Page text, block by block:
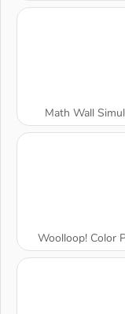
Math Wall
Woolloop! Color